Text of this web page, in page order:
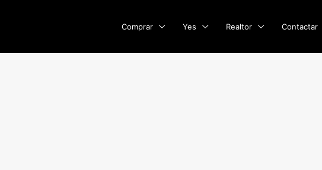
Comprar Yes Realtor Contactar